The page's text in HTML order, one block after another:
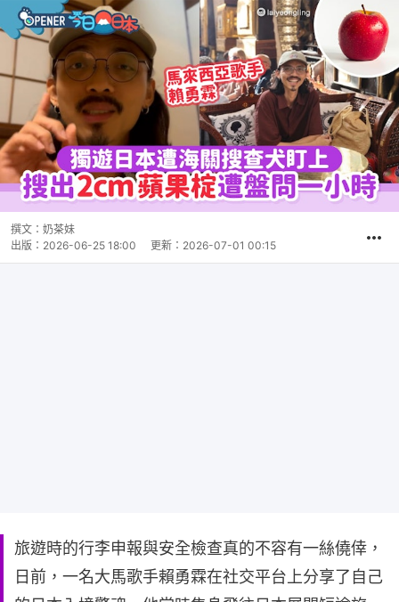
撰文： 奶茶妹
出版： 2026-06-25 18:00 更新： 2026-07-01 00:15
旅遊時的行李申報與安全檢查真的不容有一絲僥倖，
日前，一名大馬歌手賴勇霖在社交平台上分享了自己